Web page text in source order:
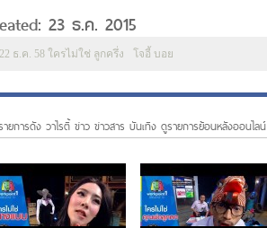
23 ธ.ค. 2015
ธ.ค. 58 ใครไม่ใช่ ลูกครึ่ง โจอี้ บอย
ยการดัง วาไรตี้ ข่าว ข่าวสาร บันเทิง ดูรายการย้อนหลังออนไลน์